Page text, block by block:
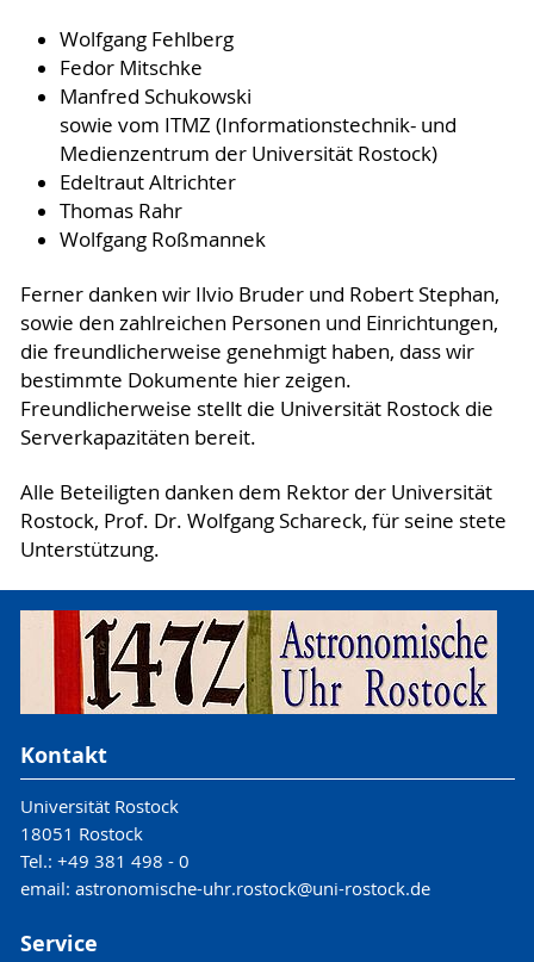
Wolfgang Fehlberg
Fedor Mitschke
Manfred Schukowski
sowie vom ITMZ (Informationstechnik- und
Medienzentrum der Universität Rostock)
Edeltraut Altrichter
Thomas Rahr
Wolfgang Roßmannek
Ferner danken wir Ilvio Bruder und Robert Stephan,
sowie den zahlreichen Personen und Einrichtungen,
die freundlicherweise genehmigt haben, dass wir
bestimmte Dokumente hier zeigen.
Freundlicherweise stellt die Universität Rostock die
Serverkapazitäten bereit.
Alle Beteiligten danken dem Rektor der Universität
Rostock, Prof. Dr. Wolfgang Schareck, für seine stete
Unterstützung.
Kontakt
Universität Rostock
18051 Rostock
Tel.: +49 381 498 - 0
email: astronomische-uhr.rostock@uni-rostock.de
Service